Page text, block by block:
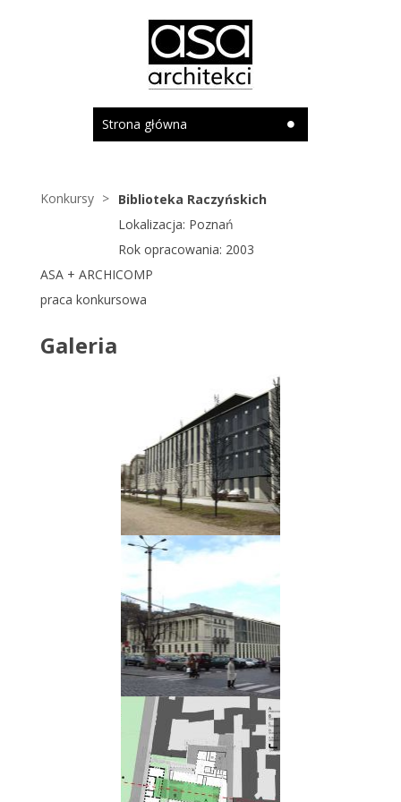
Strona główna
Konkursy
Biblioteka Raczyńskich
Lokalizacja: Poznań
Rok opracowania: 2003
ASA + ARCHICOMP
praca konkursowa
Galeria